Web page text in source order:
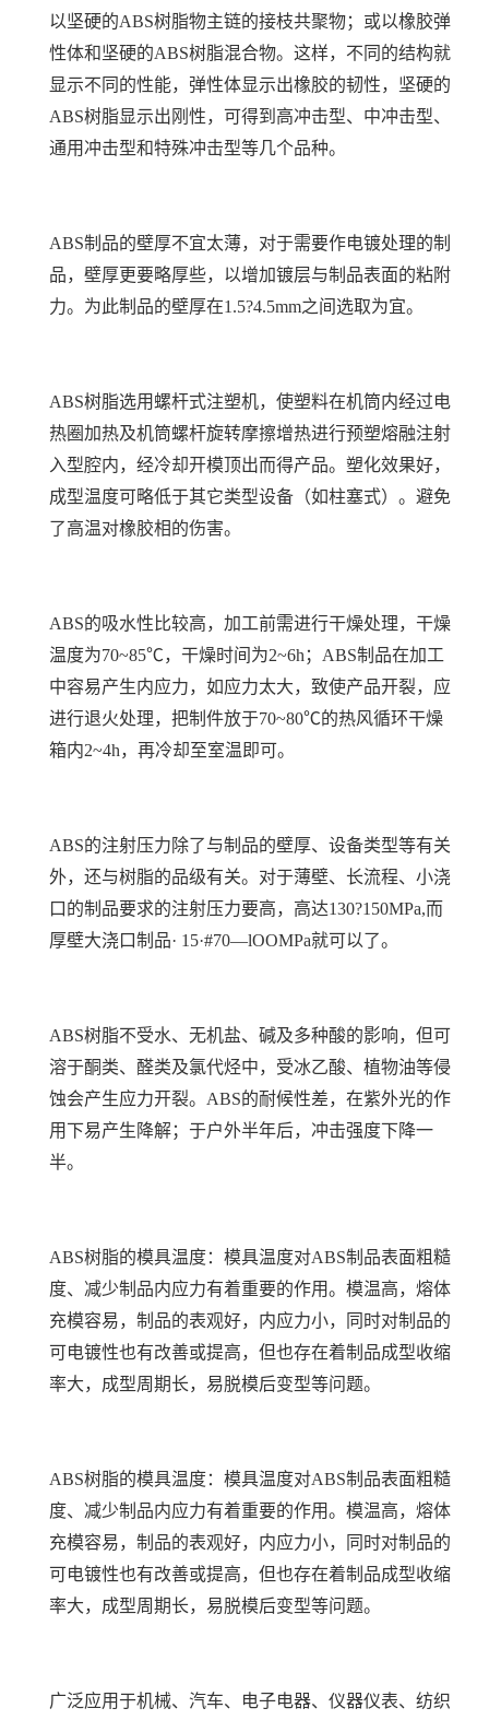
以坚硬的ABS树脂物主链的接枝共聚物；或以橡胶弹
性体和坚硬的ABS树脂混合物。这样，不同的结构就
显示不同的性能，弹性体显示出橡胶的韧性，坚硬的
ABS树脂显示出刚性，可得到高冲击型、中冲击型、
通用冲击型和特殊冲击型等几个品种。
ABS制品的壁厚不宜太薄，对于需要作电镀处理的制
品，壁厚更要略厚些，以增加镀层与制品表面的粘附
力。为此制品的壁厚在1.5?4.5mm之间选取为宜。
ABS树脂选用螺杆式注塑机，使塑料在机筒内经过电
热圈加热及机筒螺杆旋转摩擦增热进行预塑熔融注射
入型腔内，经冷却开模顶出而得产品。塑化效果好，
成型温度可略低于其它类型设备（如柱塞式）。避免
了高温对橡胶相的伤害。
ABS的吸水性比较高，加工前需进行干燥处理，干燥
温度为70~85℃，干燥时间为2~6h；ABS制品在加工
中容易产生内应力，如应力太大，致使产品开裂，应
进行退火处理，把制件放于70~80℃的热风循环干燥
箱内2~4h，再冷却至室温即可。
ABS的注射压力除了与制品的壁厚、设备类型等有关
外，还与树脂的品级有关。对于薄壁、长流程、小浇
口的制品要求的注射压力要高，高达130?150MPa,而
厚壁大浇口制品· 15·#70—lOOMPa就可以了。
ABS树脂不受水、无机盐、碱及多种酸的影响，但可
溶于酮类、醛类及氯代烃中，受冰乙酸、植物油等侵
蚀会产生应力开裂。ABS的耐候性差，在紫外光的作
用下易产生降解；于户外半年后，冲击强度下降一
半。
ABS树脂的模具温度：模具温度对ABS制品表面粗糙
度、减少制品内应力有着重要的作用。模温高，熔体
充模容易，制品的表观好，内应力小，同时对制品的
可电镀性也有改善或提高，但也存在着制品成型收缩
率大，成型周期长，易脱模后变型等问题。
ABS树脂的模具温度：模具温度对ABS制品表面粗糙
度、减少制品内应力有着重要的作用。模温高，熔体
充模容易，制品的表观好，内应力小，同时对制品的
可电镀性也有改善或提高，但也存在着制品成型收缩
率大，成型周期长，易脱模后变型等问题。
广泛应用于机械、汽车、电子电器、仪器仪表、纺织